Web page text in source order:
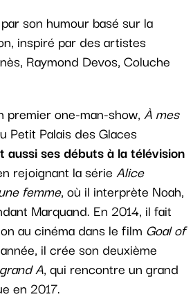
son humour basé sur la
inspiré par des artistes
Raymond Devos, Coluche
premier one-man-show, À mes
Petit Palais des Glaces
aussi ses débuts à la télévision
rejoignant la série Alice
femme, où il interprète Noah,
Marquand. En 2014, il fait
au cinéma dans le film Goal of
il crée son deuxième
A, qui rencontre un grand
en 2017.